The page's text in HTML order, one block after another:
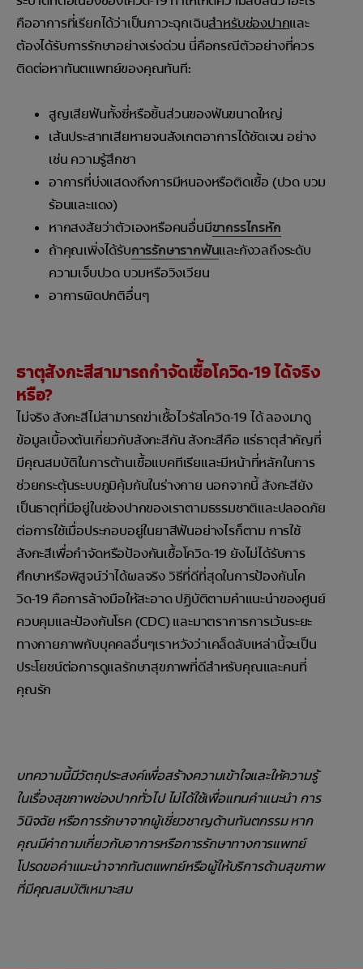
คืออาการที่เรียกได้ว่าเป็นภาวะฉุกเฉินสำหรับช่องปากและ
ต้องได้รับการรักษาอย่างเร่งด่วน นี่คือกรณีตัวอย่างที่ควร
ติดต่อหาทันตแพทย์ของคุณทันที:
สูญเสียฟันทั้งซี่หรือชิ้นส่วนของฟันขนาดใหญ่
เส้นประสาทเสียหายจนสังเกตอาการได้ชัดเจน อย่าง
เช่น ความรู้สึกชา
อาการที่บ่งแสดงถึงการมีหนองหรือติดเชื้อ (ปวด บวม
ร้อนและแดง)
หากสงสัยว่าตัวเองหรือคนอื่นมีขากรรไกรหัก
ถ้าคุณเพิ่งได้รับการรักษารากฟันและกังวลถึงระดับ
ความเจ็บปวด บวมหรือวิงเวียน
อาการผิดปกติอื่นๆ
ธาตุสังกะสีสามารถกำจัดเชื้อโควิด-19 ได้จริง
หรือ?
ไม่จริง สังกะสีไม่สามารถฆ่าเชื้อไวรัสโควิด-19 ได้ ลองมาดู
ข้อมูลเบื้องต้นเกี่ยวกับสังกะสีกัน สังกะสีคือ แร่ธาตุสำคัญที่
มีคุณสมบัติในการต้านเชื้อแบคทีเรียและมีหน้าที่หลักในการ
ช่วยกระตุ้นระบบภูมิคุ้มกันในร่างกาย นอกจากนี้ สังกะสียัง
เป็นธาตุที่มีอยู่ในช่องปากของเราตามธรรมชาติและปลอดภัย
ต่อการใช้เมื่อประกอบอยู่ในยาสีฟันอย่างไรก็ตาม การใช้
สังกะสีเพื่อกำจัดหรือป้องกันเชื้อโควิด-19 ยังไม่ได้รับการ
ศึกษาหรือพิสูจน์ว่าได้ผลจริง วิธีที่ดีที่สุดในการป้องกันโค
วิด-19 คือการล้างมือให้สะอาด ปฏิบัติตามคำแนะนำของศูนย์
ควบคุมและป้องกันโรค (CDC) และมาตราการการเว้นระยะ
ทางกายภาพกับบุคคลอื่นๆเราหวังว่าเคล็ดลับเหล่านี้จะเป็น
ประโยชน์ต่อการดูแลรักษาสุขภาพที่ดีสำหรับคุณและคนที่
คุณรัก
บทความนี้มีวัตถุประสงค์เพื่อสร้างความเข้าใจและให้ความรู้
ในเรื่องสุขภาพช่องปากทั่วไป ไม่ได้ใช้เพื่อแทนคำแนะนำ การ
วินิจฉัย หรือการรักษาจากผู้เชี่ยวชาญด้านทันตกรรม หาก
คุณมีคำถามเกี่ยวกับอาการหรือการรักษาทางการแพทย์
โปรดขอคำแนะนำจากทันตแพทย์หรือผู้ให้บริการด้านสุขภาพ
ที่มีคุณสมบัติเหมาะสม